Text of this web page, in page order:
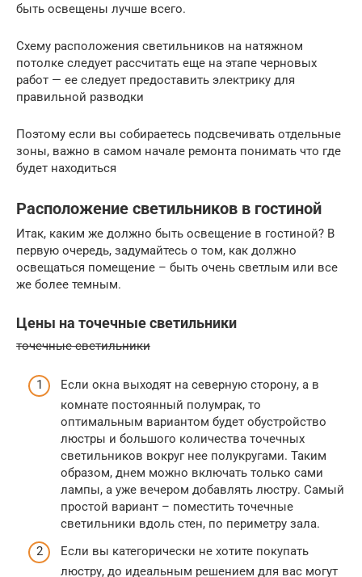
быть освещены лучше всего.
Схему расположения светильников на натяжном
потолке следует рассчитать еще на этапе черновых
работ — ее следует предоставить электрику для
правильной разводки
Поэтому если вы собираетесь подсвечивать отдельные
зоны, важно в самом начале ремонта понимать что где
будет находиться
Расположение светильников в гостиной
Итак, каким же должно быть освещение в гостиной? В
первую очередь, задумайтесь о том, как должно
освещаться помещение – быть очень светлым или все
же более темным.
Цены на точечные светильники
точечные светильники
Если окна выходят на северную сторону, а в
комнате постоянный полумрак, то
оптимальным вариантом будет обустройство
люстры и большого количества точечных
светильников вокруг нее полукругами. Таким
образом, днем можно включать только сами
лампы, а уже вечером добавлять люстру. Самый
простой вариант – поместить точечные
светильники вдоль стен, по периметру зала.
Если вы категорически не хотите покупать
люстру, до идеальным решением для вас могут